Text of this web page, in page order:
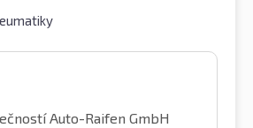
Auto-Raifen GmbH